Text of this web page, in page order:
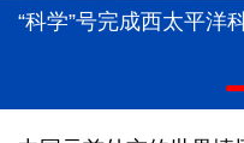
“科学”号完成西太平洋